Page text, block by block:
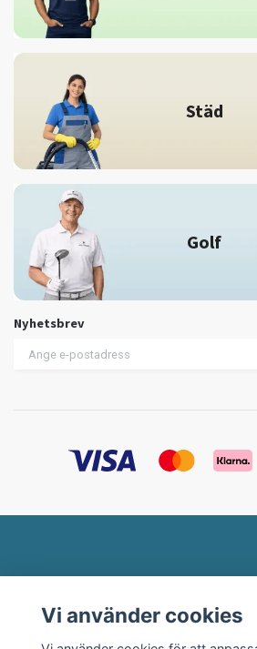
Städ
Golf
Nyhetsbrev
Vi använder cookies